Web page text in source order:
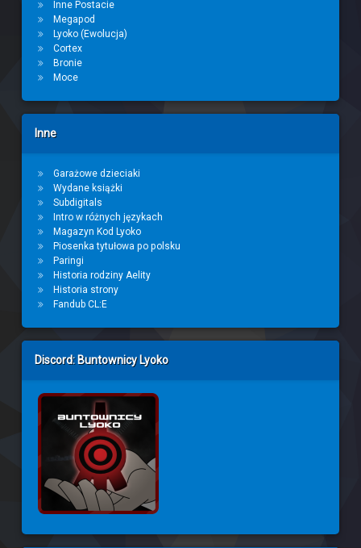
Inne Postacie
Megapod
Lyoko (Ewolucja)
Cortex
Bronie
Moce
Inne
Garażowe dzieciaki
Wydane książki
Subdigitals
Intro w różnych językach
Magazyn Kod Lyoko
Piosenka tytułowa po polsku
Paringi
Historia rodziny Aelity
Historia strony
Fandub CL:E
Discord: Buntownicy Lyoko